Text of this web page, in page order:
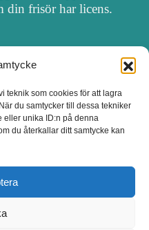
teknik som cookies för att lagra
du samtycker till dessa tekniker
eller unika ID:n på denna
du återkallar ditt samtycke kan
din frisör har licens.
SALONG